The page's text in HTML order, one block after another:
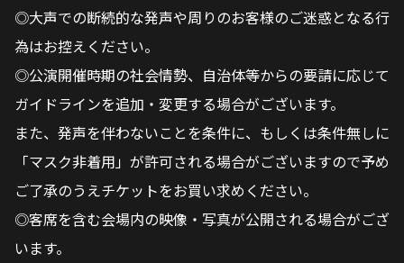
◎大声での断続的な発声や周りのお客様のご迷惑となる行
為はお控えください。
◎公演開催時期の社会情勢、自治体等からの要請に応じて
ガイドラインを追加・変更する場合がございます。
また、発声を伴わないことを条件に、もしくは条件無しに
「マスク非着用」が許可される場合がございますので予め
ご了承のうえチケットをお買い求めください。
◎客席を含む会場内の映像・写真が公開される場合がござ
います。